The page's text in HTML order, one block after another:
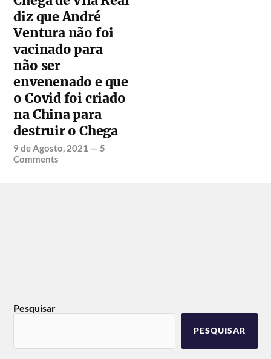
diz que André
Ventura não foi
vacinado para
não ser
envenenado e que
o Covid foi criado
na China para
destruir o Chega
9 de Agosto, 2021 — 5
Comments
Pesquisar
PESQUISAR